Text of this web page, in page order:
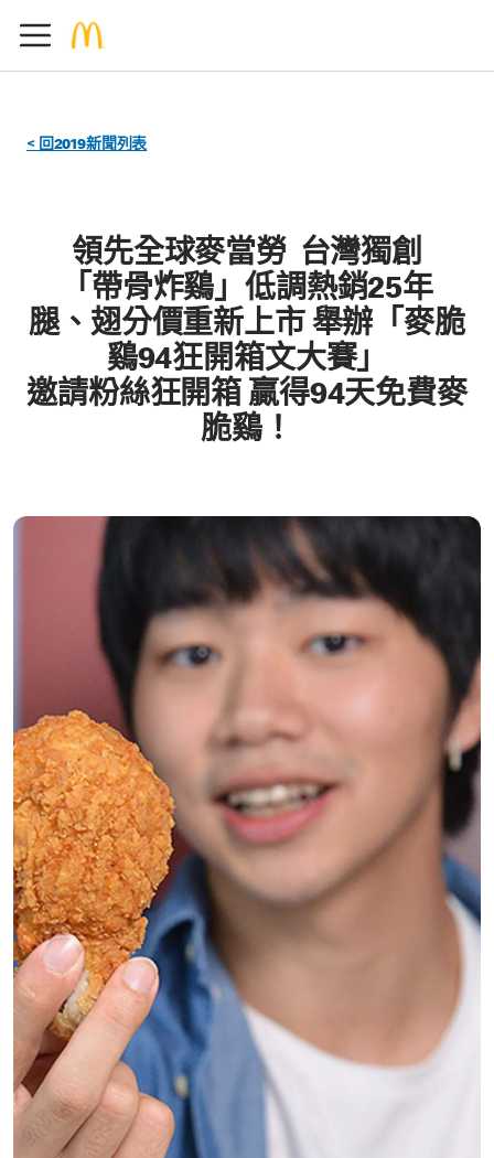
< 回2019新聞列表
領先全球麥當勞 台灣獨創
「帶骨炸鷄」低調熱銷25年
腿、翅分價重新上市 舉辦「麥脆
鷄94狂開箱文大賽」
邀請粉絲狂開箱 贏得94天免費麥
脆鷄！